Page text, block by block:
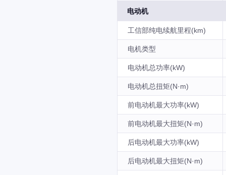
电动机
工信部纯电续航里程(km)
电机类型
电动机总功率(kW)
电动机总扭矩(N·m)
前电动机最大功率(kW)
前电动机最大扭矩(N·m)
后电动机最大功率(kW)
后电动机最大扭矩(N·m)